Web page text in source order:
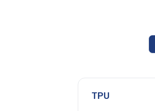
TPU